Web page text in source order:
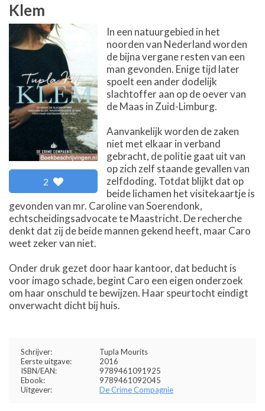
Klem
2
In een natuurgebied in het
noorden van Nederland worden
de bijna vergane resten van een
man gevonden. Enige tijd later
spoelt een ander dodelijk
slachtoffer aan op de oever van
de Maas in Zuid-Limburg.
Aanvankelijk worden de zaken
niet met elkaar in verband
gebracht, de politie gaat uit van
op zich zelf staande gevallen van
zelfdoding. Totdat blijkt dat op
beide lichamen het visitekaartje is
gevonden van mr. Caroline van Soerendonk,
echtscheidingsadvocate te Maastricht. De recherche
denkt dat zij de beide mannen gekend heeft, maar Caro
weet zeker van niet.
Onder druk gezet door haar kantoor, dat beducht is
voor imago schade, begint Caro een eigen onderzoek
om haar onschuld te bewijzen. Haar speurtocht eindigt
onverwacht dicht bij huis.
Schrijver:
Tupla Mourits
Eerste uitgave:
2016
ISBN/EAN:
9789461091925
Ebook:
9789461092045
Uitgever:
De Crime Compagnie